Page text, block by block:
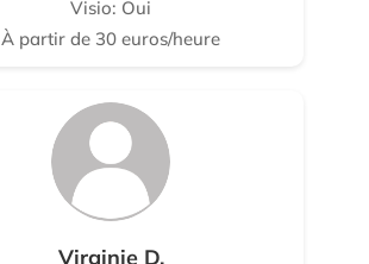
Visio: Oui
À partir de 30 euros/heure
Virginie D.